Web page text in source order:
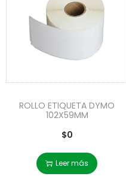
ROLLO ETIQUETA DYMO
102X59MM
$0
Leer más